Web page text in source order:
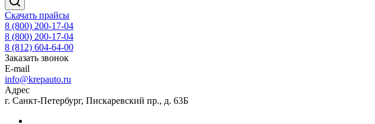
Скачать прайсы
8 (800) 200-17-04
8 (800) 200-17-04
8 (812) 604-64-00
Заказать звонок
E-mail
info@krepauto.ru
Адрес
г. Санкт-Петербург, Пискаревский пр., д. 63Б